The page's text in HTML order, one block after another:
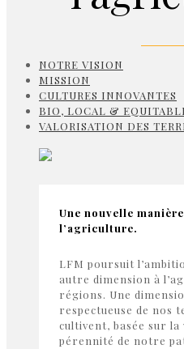
NOTRE VISION
MISSION
CULTURES INNOVANTES
BIO, LOCAL &
VALORISATION DES
Une nouvelle
l’agriculture.
LFM poursuit
autre dimension à
régions. Une
respectueuse de nos
cultivent, basée sur
pérennité de notre